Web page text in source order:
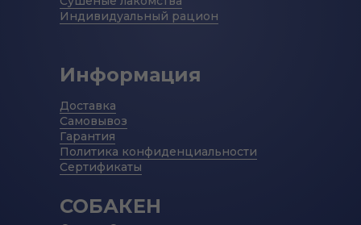
Индивидуальный рацион
Информация
Доставка
Самовывоз
Гарантия
Политика конфиденциальности
Сертификаты
СОБАКЕН